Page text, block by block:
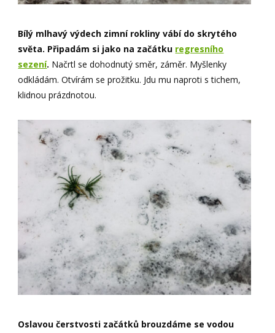
Bílý mlhavý výdech zimní rokliny vábí do skrytého
světa. Připadám si jako na začátku regresního
sezení. Načrtl se dohodnutý směr, záměr. Myšlenky
odkládám. Otvírám se prožitku. Jdu mu naproti s tichem,
klidnou prázdnotou.
Oslavou čerstvosti začátků brouzdáme se vodou